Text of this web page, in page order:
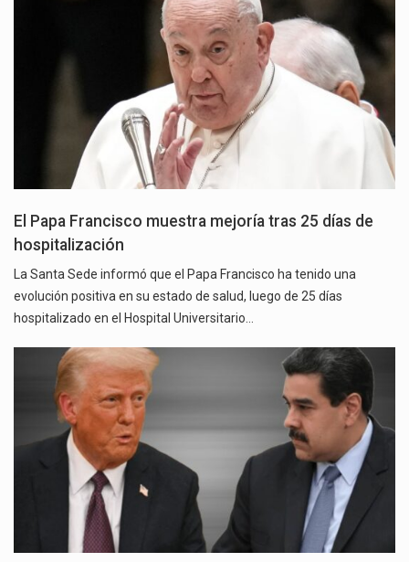
El Papa Francisco muestra mejoría tras 25 días de
hospitalización
La Santa Sede informó que el Papa Francisco ha tenido una
evolución positiva en su estado de salud, luego de 25 días
hospitalizado en el Hospital Universitario…